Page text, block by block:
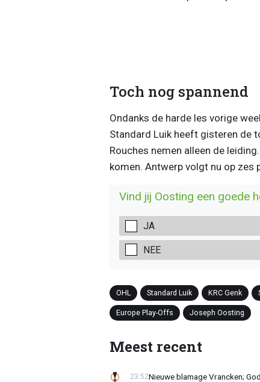
Toch nog spannend
Ondanks de harde les vorige
Standard Luik heeft gisteren de
Rouches nemen alleen de
komen. Antwerp volgt nu op zes
Vind jij Oosting een goede
JA
NEE
OHL Standard Luik KRC Genk
Europe Play-Offs Joseph Oosting
Meest recent
Nieuwe blamage Vrancken;
23:52